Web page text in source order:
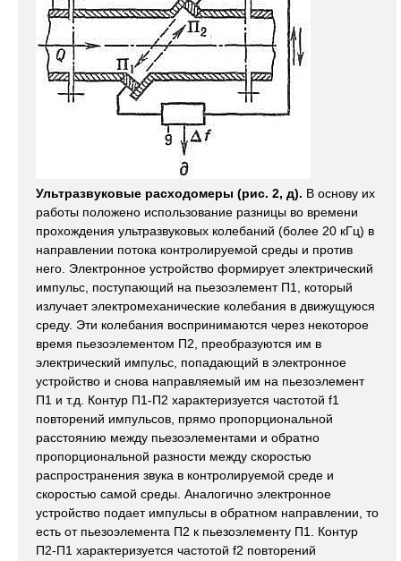
Ультразвуковые расходомеры (рис. 2, д). В основу их
работы положено использование разницы во времени
прохождения ультразвуковых колебаний (более 20 кГц) в
направлении потока контролируемой среды и против
него. Электронное устройство формирует электрический
импульс, поступающий на пьезоэлемент П1, который
излучает электромеханические колебания в движущуюся
среду. Эти колебания воспринимаются через некоторое
время пьезоэлементом П2, преобразуются им в
электрический импульс, попадающий в электронное
устройство и снова направляемый им на пьезоэлемент
П1 и т.д. Контур П1-П2 характеризуется частотой f1
повторений импульсов, прямо пропорциональной
расстоянию между пьезоэлементами и обратно
пропорциональной разности между скоростью
распространения звука в контролируемой среде и
скоростью самой среды. Аналогично электронное
устройство подает импульсы в обратном направлении, то
есть от пьезоэлемента П2 к пьезоэлементу П1. Контур
П2-П1 характеризуется частотой f2 повторений